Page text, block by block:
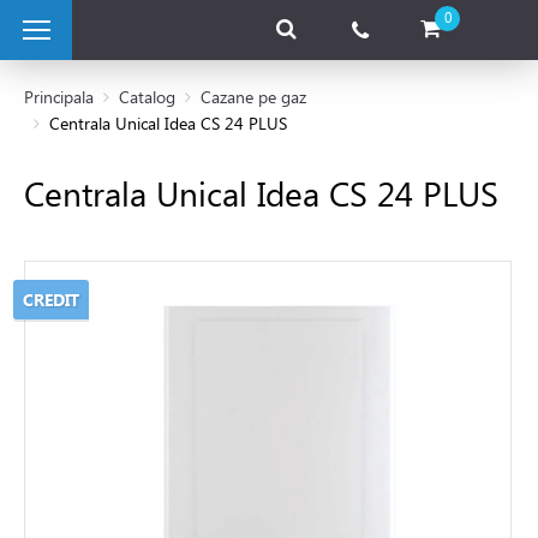
0
Principala Catalog
Cazane pe gaz
Centrala Unical Idea CS 24 PLUS
Centrala Unical Idea CS 24 PLUS
CREDIT